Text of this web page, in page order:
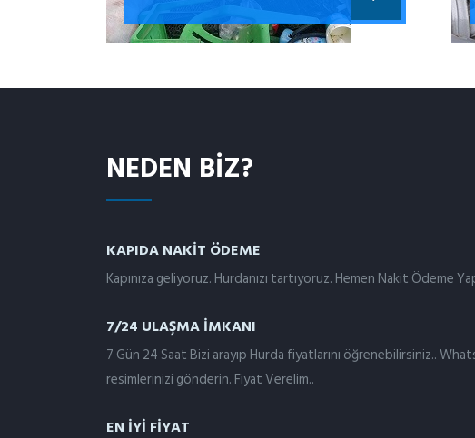
NEDEN BIZ?
KAPIDA NAKİT ÖDEME
Kapınıza geliyoruz. Hurdanızı tartıyoruz. Hemen Nakit Ödeme
7/24 ULAŞMA İMKANI
7 Gün 24 Saat Bizi arayıp Hurda fiyatlarını öğrenebilirsiniz..
resimlerinizi gönderin. Fiyat Verelim..
EN İYI FIYAT